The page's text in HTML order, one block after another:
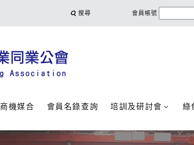
搜尋 會員帳號
商機媒合 會員名錄查詢 培訓及研討會 綠